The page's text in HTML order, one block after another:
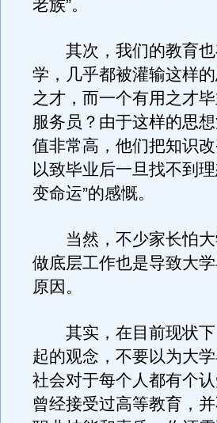
老族”。
其次，我们的教育也
学，几乎都被灌输这样
之才，而一个有用之才
服务员？由于这样的思
值非常高，他们把知识
以致毕业后一旦找不到
变命运”的感慨。
当然，不少家长怕大
做底层工作也是导致大学
原因。
其实，在目前现状下
起的观念，不要以为大
社会对于每个人都有个
曾经接受过高等教育，